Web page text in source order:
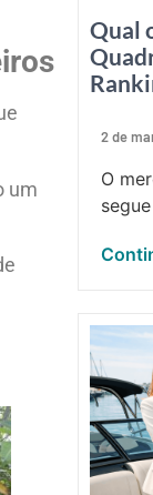
um
Qual
2 de
O